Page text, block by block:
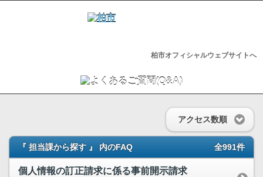
柏市オフィシャルウェブサイトへ
アクセス数順
『 担当課から探す 』 内のFAQ 全991件
個人情報の訂正請求に係る事前開示請求